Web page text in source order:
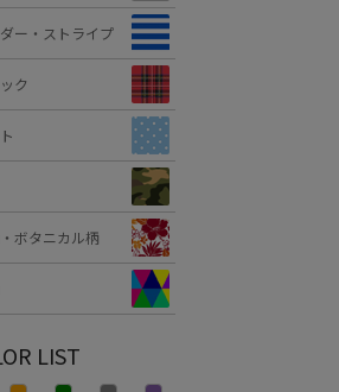
ー・ストライプ
ク
ボタニカル柄
LIST